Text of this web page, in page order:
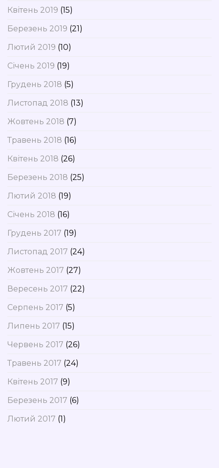
Квітень 2019 (15)
Березень 2019 (21)
Лютий 2019 (10)
Січень 2019 (19)
Грудень 2018 (5)
Листопад 2018 (13)
Жовтень 2018 (7)
Травень 2018 (16)
Квітень 2018 (26)
Березень 2018 (25)
Лютий 2018 (19)
Січень 2018 (16)
Грудень 2017 (19)
Листопад 2017 (24)
Жовтень 2017 (27)
Вересень 2017 (22)
Серпень 2017 (5)
Липень 2017 (15)
Червень 2017 (26)
Травень 2017 (24)
Квітень 2017 (9)
Березень 2017 (6)
Лютий 2017 (1)